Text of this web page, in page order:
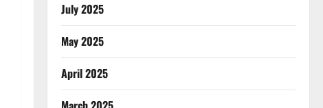
July 2025
May 2025
April 2025